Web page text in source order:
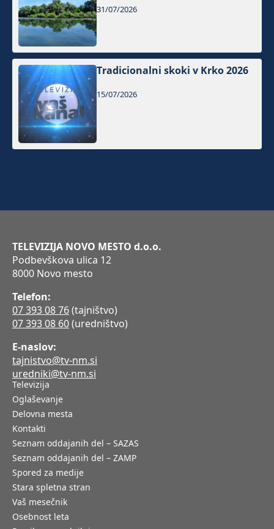
31/07/2026
Tradicionalni skoki v Krko 2026
15/07/2026
TELEVIZIJA NOVO MESTO d.o.o.
Podbevškova ulica 12
8000 Novo mesto
Telefon:
07 393 08 76(tajništvo)
07 393 08 60(uredništvo)
E-naslov:
tajnistvo@tv-nm.si
uredniki@tv-nm.si
Televizija
Oglaševanje
Delovna mesta
Kontakti
Seznam oddajanih del – SAZAS
Seznam oddajanih del – ZAMP
Spored za medije
Stara spletna stran
Vaš mesečnik
Osebnost leta